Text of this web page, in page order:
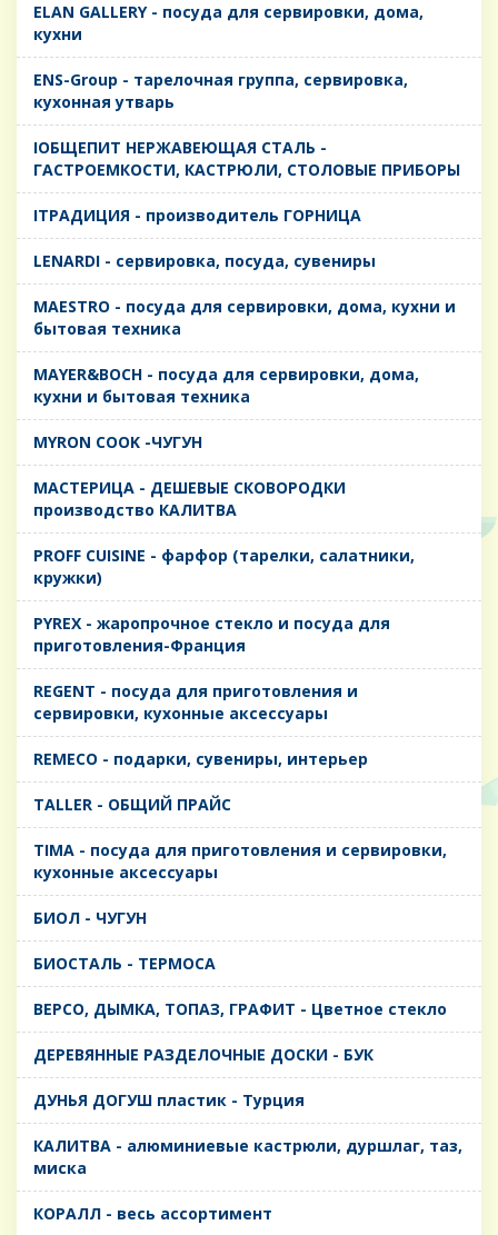
ELAN GALLERY - посуда для сервировки, дома,
кухни
ENS-Group - тарелочная группа, сервировка,
кухонная утварь
IОБЩЕПИТ НЕРЖАВЕЮЩАЯ СТАЛЬ -
ГАСТРОЕМКОСТИ, КАСТРЮЛИ, СТОЛОВЫЕ ПРИБОРЫ
IТРАДИЦИЯ - производитель ГОРНИЦА
LENARDI - сервировка, посуда, сувениры
MAESTRO - посуда для сервировки, дома, кухни и
бытовая техника
MAYER&BOCH - посуда для сервировки, дома,
кухни и бытовая техника
MYRON COOK -ЧУГУН
MАСТЕРИЦА - ДЕШЕВЫЕ СКОВОРОДКИ
производство КАЛИТВА
PROFF CUISINE - фарфор (тарелки, салатники,
кружки)
PYREX - жаропрочное стекло и посуда для
приготовления-Франция
REGENT - посуда для приготовления и
сервировки, кухонные аксессуары
REMECO - подарки, сувениры, интерьер
TALLER - ОБЩИЙ ПРАЙС
TIMA - посуда для приготовления и сервировки,
кухонные аксессуары
БИОЛ - ЧУГУН
БИОСТАЛЬ - ТЕРМОСА
ВЕРСО, ДЫМКА, ТОПАЗ, ГРАФИТ - Цветное стекло
ДЕРЕВЯННЫЕ РАЗДЕЛОЧНЫЕ ДОСКИ - БУК
ДУНЬЯ ДОГУШ пластик - Турция
КАЛИТВА - алюминиевые кастрюли, дуршлаг, таз,
миска
КОРАЛЛ - весь ассортимент